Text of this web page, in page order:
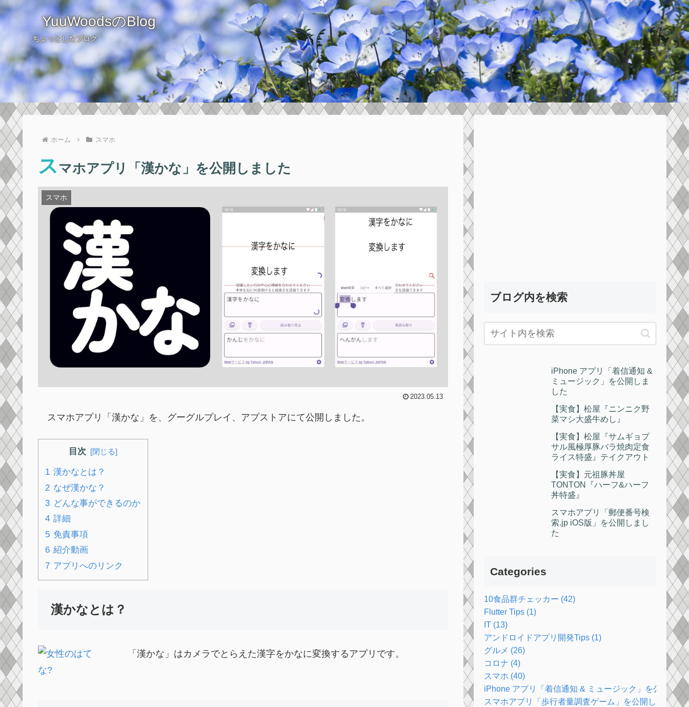
YuuWoodsのBlog
ちょっとしたブログ
ホーム スマホ
ス マホアプリ「漢かな」を公開しました
スマホ
2023.05.13
スマホアプリ「漢かな」を、グーグルプレイ、アプストアにて公開しました。
目次
漢かなとは？
なぜ漢かな？
どんな事ができるのか
詳細
免責事項
紹介動画
アプリへのリンク
漢かなとは？
「漢かな」はカメラでとらえた漢字をかなに変換するアプリです。
ブログ内を検索
iPhone アプリ「着信通知 &
ミュージック」を公開しま
した
【実食】松屋『ニンニク野
菜マシ大盛牛めし』
【実食】松屋『サムギョプ
サル風極厚豚バラ焼肉定食
ライス特盛』テイクアウト
【実食】元祖豚丼屋
TONTON『ハーフ&ハーフ
丼特盛』
スマホアプリ「郵便番号検
索.jp iOS版」を公開しまし
た
Categories
10食品群チェッカー (42)
Flutter Tips (1)
IT (13)
アンドロイドアプリ開発Tips (1)
グルメ (26)
コロナ (4)
スマホ (40)
iPhone アプリ「着信通知 & ミュージック」を公開しま
スマホアプリ「歩行者量調査ゲーム」を公開しました